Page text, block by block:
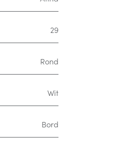
29
Rond
Wit
Bord